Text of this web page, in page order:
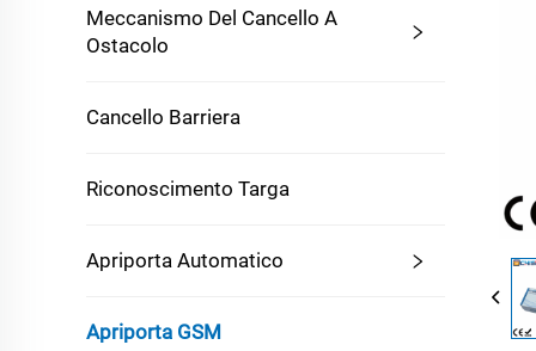
Meccanismo Del Cancello A
Ostacolo
Cancello Barriera
Riconoscimento Targa
Apriporta Automatico
Apriporta GSM